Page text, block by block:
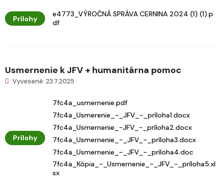
Prílohy
e4773_VÝROČNÁ SPRÁVA CERNINA 2024 (1) (1).p
df
Usmernenie k JFV + humanitárna pomoc
Vyvesené: 23.7.2025
Prílohy
7fc4a_usmernenie.pdf
7fc4a_Usmerenie_-_JFV_-_príloha1.docx
7fc4a_Usmernenie_-JFV_-_príloha2.docx
7fc4a_Usmernenie_-_JFV_-_príloha3.docx
7fc4a_Usmernenie_-_JFV_-_príloha4.doc
7fc4a_Kópia_-_Usmernenie_-_JFV_-_príloha5.xl
sx